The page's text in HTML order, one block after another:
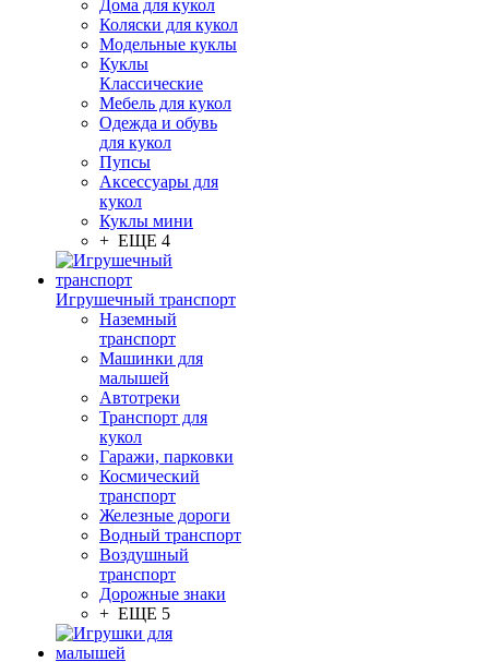
Дома для кукол
Коляски для кукол
Модельные куклы
Куклы
Классические
Мебель для кукол
Одежда и обувь
для кукол
Пупсы
Аксессуары для
кукол
Куклы мини
+ ЕЩЕ 4
Игрушечный транспорт
Наземный
транспорт
Машинки для
малышей
Автотреки
Транспорт для
кукол
Гаражи, парковки
Космический
транспорт
Железные дороги
Водный транспорт
Воздушный
транспорт
Дорожные знаки
+ ЕЩЕ 5